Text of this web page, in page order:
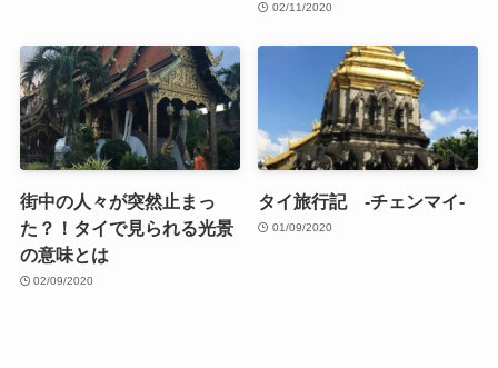
02/11/2020
街中の人々が突然止まっ
た？！タイで見られる光景
の意味とは
02/09/2020
タイ旅行記 -チェンマイ-
01/09/2020